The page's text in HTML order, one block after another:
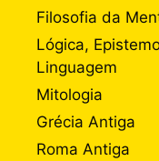
Filosofia da
Lógica,
Linguagem
Mitologia
Grécia Antiga
Roma Antiga